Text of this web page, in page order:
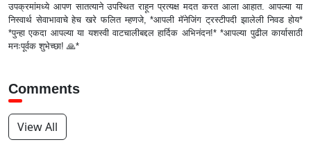
उपक्रमांमध्ये आपण सातत्याने उपस्थित राहून प्रत्यक्ष मदत करत आला आहात. आपल्या या
निस्वार्थ सेवाभावाचे हेच खरे फलित म्हणजे, *आपली मॅनेजिंग ट्रस्टीपदी झालेली निवड होय*
*पुन्हा एकदा आपल्या या यशस्वी वाटचालीबद्दल हार्दिक अभिनंदन!* *आपल्या पुढील कार्यासाठी
मनःपूर्वक शुभेच्छा! 🙏*
Comments
View All